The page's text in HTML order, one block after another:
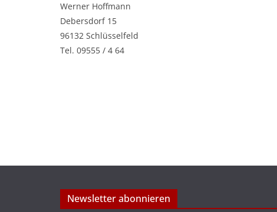
Werner Hoffmann
Debersdorf 15
96132 Schlüsselfeld
Tel. 09555 / 4 64
Newsletter abonnieren